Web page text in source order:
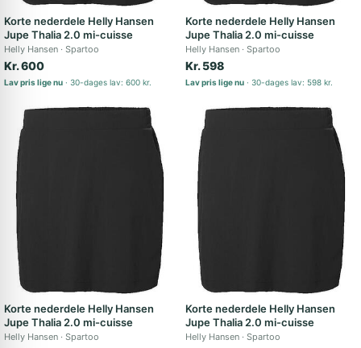
Korte nederdele Helly Hansen
Jupe Thalia 2.0 mi-cuisse
Helly Hansen Spartoo
Kr. 600
Lav pris lige nu 30-dages lav: 600 kr.
Korte nederdele Helly Hansen
Jupe Thalia 2.0 mi-cuisse
Helly Hansen Spartoo
Kr. 598
Lav pris lige nu 30-dages lav: 598 kr.
Korte nederdele Helly Hansen
Jupe Thalia 2.0 mi-cuisse
Helly Hansen Spartoo
Korte nederdele Helly Hansen
Jupe Thalia 2.0 mi-cuisse
Helly Hansen Spartoo